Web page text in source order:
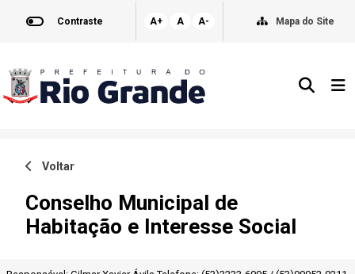
Contraste A+ A A- Mapa do Site
Voltar
Conselho Municipal de
Habitação e Interesse Social